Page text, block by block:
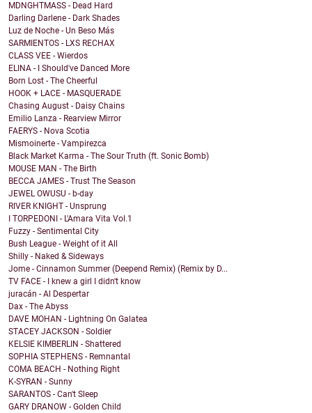
MDNGHTMASS - Dead Hard
Darling Darlene - Dark Shades
Luz de Noche - Un Beso Más
SARMIENTOS - LXS RECHAX
CLASS VEE - Wierdos
ELINA - I Should've Danced More
Born Lost - The Cheerful
HOOK + LACE - MASQUERADE
Chasing August - Daisy Chains
Emilio Lanza - Rearview Mirror
FAERYS - Nova Scotia
Mismoinerte - Vampirezca
Black Market Karma - The Sour Truth (ft. Sonic Bomb)
MOUSE MAN - The Birth
BECCA JAMES - Trust The Season
JEWEL OWUSU - b-day
RIVER KNIGHT - Unsprung
I TORPEDONI - L'Amara Vita Vol.1
Fuzzy - Sentimental City
Bush League - Weight of it All
Shilly - Naked & Sideways
Jome - Cinnamon Summer (Deepend Remix) (Remix by D...
TV FACE - I knew a girl I didn't know
juracán - Al Despertar
Dax - The Abyss
DAVE MOHAN - Lightning On Galatea
STACEY JACKSON - Soldier
KELSIE KIMBERLIN - Shattered
SOPHIA STEPHENS - Remnantal
COMA BEACH - Nothing Right
K-SYRAN - Sunny
SARANTOS - Can't Sleep
GARY DRANOW - Golden Child